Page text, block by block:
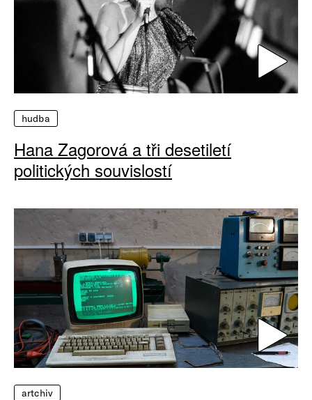
hudba
Hana Zagorová a tři desetiletí
politických souvislostí
artchiv